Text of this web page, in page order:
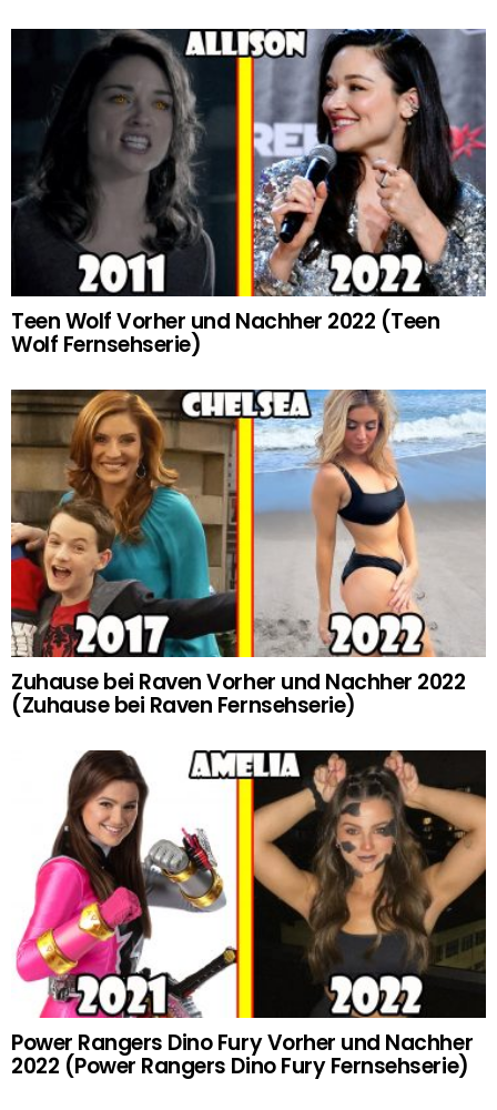
Teen Wolf Vorher und Nachher 2022 (Teen
Wolf Fernsehserie)
Zuhause bei Raven Vorher und Nachher 2022
(Zuhause bei Raven Fernsehserie)
Power Rangers Dino Fury Vorher und Nachher
2022 (Power Rangers Dino Fury Fernsehserie)